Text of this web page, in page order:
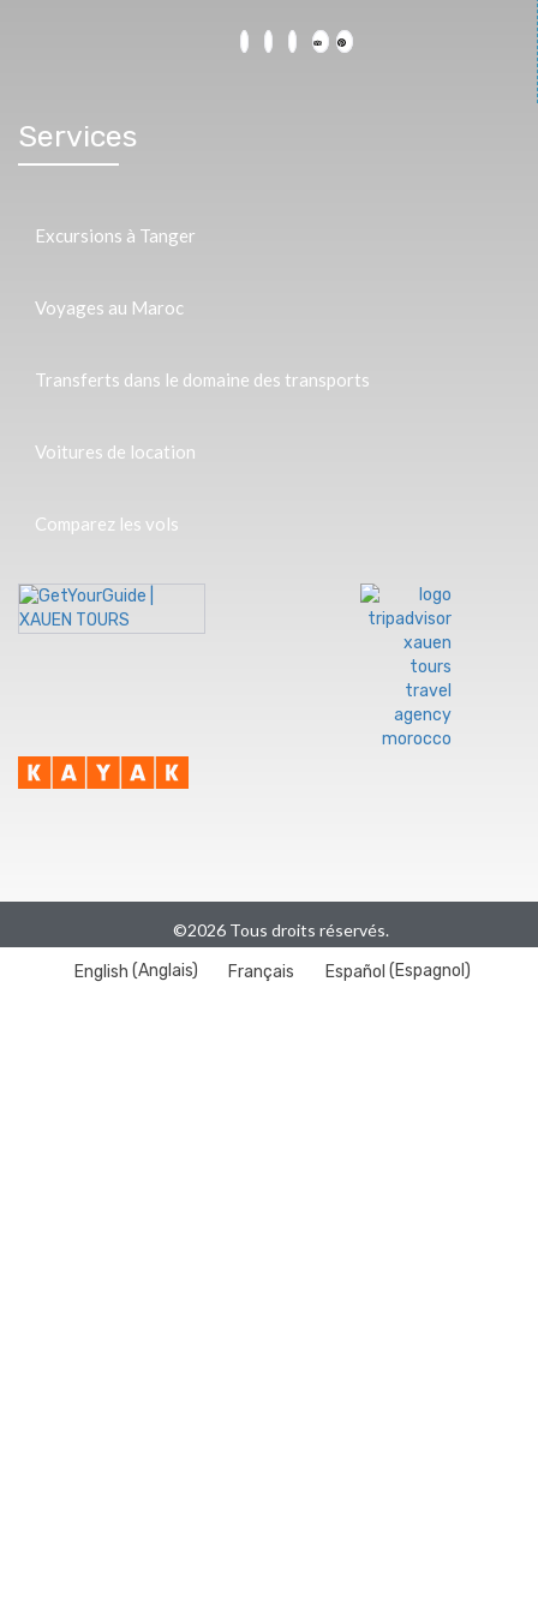
Services
Excursions à Tanger
Voyages au Maroc
Transferts dans le domaine des transports
Voitures de location
Comparez les vols
©2026 Tous droits réservés.
English (Anglais) Français Español (Espagnol)